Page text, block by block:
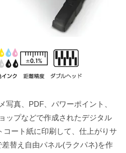
写真、PDF、パワーポイント、
ップなどで作成されたデジタル
コート紙に印刷して、仕上がりサ
替え自由パネル(ラクパネ)を作